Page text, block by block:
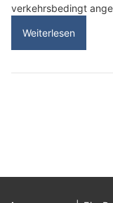
verkehrsbedingt
Weiterlesen